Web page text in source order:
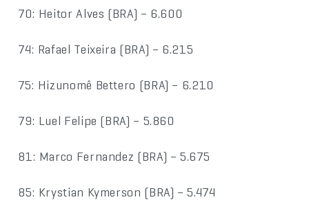
70: Heitor Alves (BRA) – 6.600
74: Rafael Teixeira (BRA) – 6.215
75: Hizunomê Bettero (BRA) – 6.210
79: Luel Felipe (BRA) – 5.860
81: Marco Fernandez (BRA) – 5.675
85: Krystian Kymerson (BRA) – 5.474